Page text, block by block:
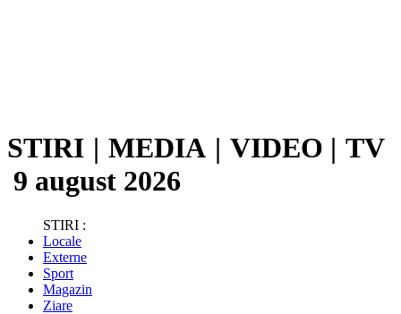
STIRI | MEDIA | VIDEO | TV
9 august 2026
STIRI :
Locale
Externe
Sport
Magazin
Ziare